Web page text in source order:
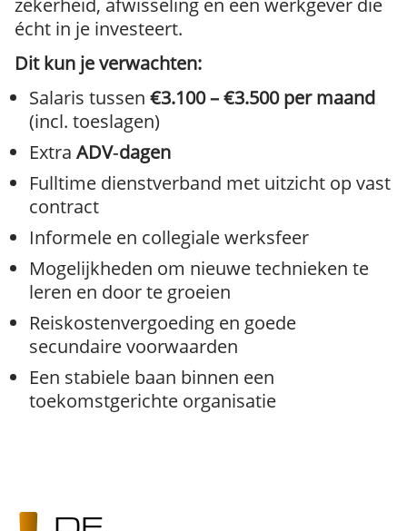
zekerheid, afwisseling en een werkgever die
écht in je investeert.
Dit kun je verwachten:
Salaris tussen €3.100 – €3.500 per maand
(incl. toeslagen)
Extra ADV‑dagen
Fulltime dienstverband met uitzicht op vast
contract
Informele en collegiale werksfeer
Mogelijkheden om nieuwe technieken te
leren en door te groeien
Reiskostenvergoeding en goede
secundaire voorwaarden
Een stabiele baan binnen een
toekomstgerichte organisatie